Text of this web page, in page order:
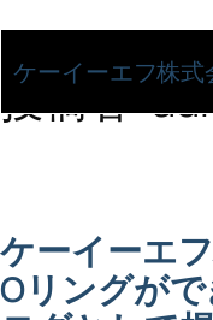
キ
ッ
ケーイーエフ株式
投稿者:
ケーイーエ
Oリングが